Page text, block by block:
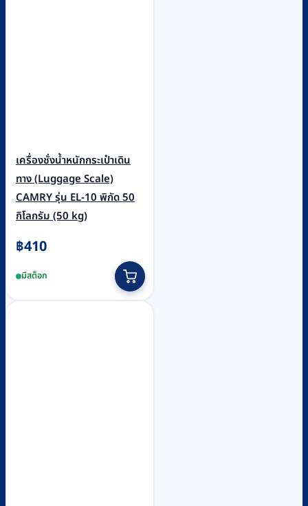
เครื่องชั่งน้ำหนักกระเป๋าเดิน
ทาง (Luggage Scale)
CAMRY รุ่น EL-10 พิกัด 50
กิโลกรัม (50 kg)
฿410
มีสต็อก